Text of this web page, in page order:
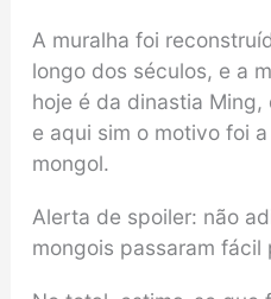
A muralha foi
longo dos séculos, e a
hoje é da dinastia Ming,
e aqui sim o motivo foi
mongol.
Alerta de spoiler: não
mongois passaram fácil